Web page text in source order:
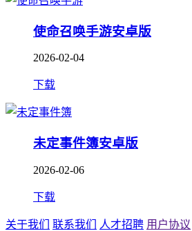
使命召唤手游安卓版
2026-02-04
下载
未定事件簿安卓版
2026-02-06
下载
关于我们 联系我们 人才招聘 用户协议